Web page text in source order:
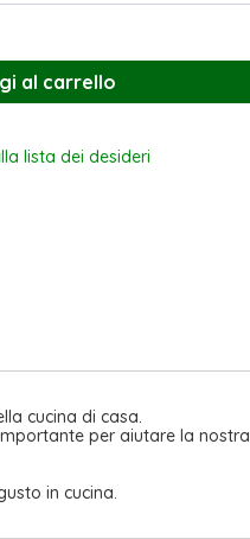
al carrello
lista dei desideri
cucina di casa.
per aiutare la nostra
in cucina.